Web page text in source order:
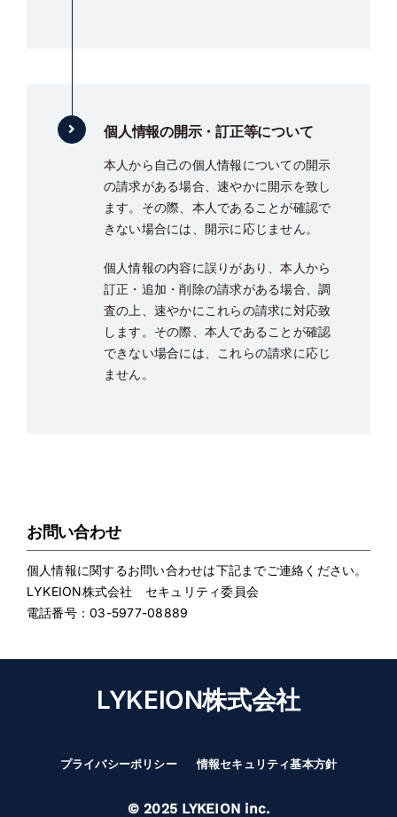
個人情報の開示・訂正等について
本人から自己の個人情報についての開示
の請求がある場合、速やかに開示を致し
ます。その際、本人であることが確認で
きない場合には、開示に応じません。
個人情報の内容に誤りがあり、本人から
訂正・追加・削除の請求がある場合、調
査の上、速やかにこれらの請求に対応致
します。その際、本人であることが確認
できない場合には、これらの請求に応じ
ません。
お問い合わせ
個人情報に関するお問い合わせは下記までご連絡ください。
LYKEION株式会社 セキュリティ委員会
電話番号：03-5977-08889
LYKEION株式会社
プライバシーポリシー 情報セキュリティ基本方針
© 2025 LYKEION inc.